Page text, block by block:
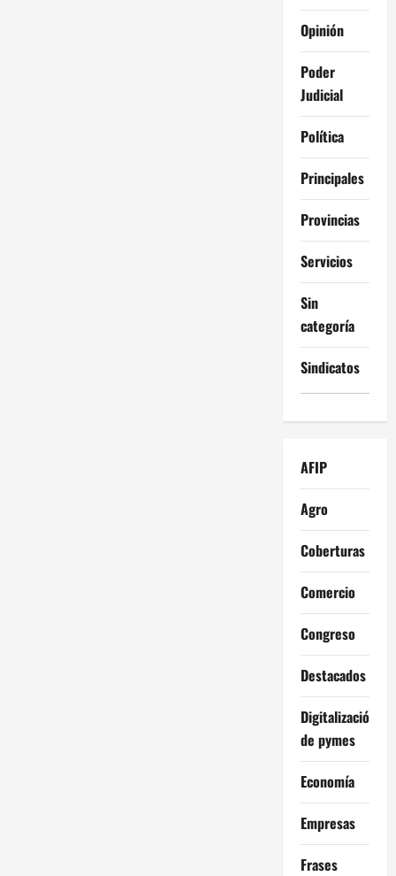
Opinión
Poder
Judicial
Política
Principales
Provincias
Servicios
Sin
categoría
Sindicatos
AFIP
Agro
Coberturas
Comercio
Congreso
Destacados
Digitalización
de pymes
Economía
Empresas
Frases